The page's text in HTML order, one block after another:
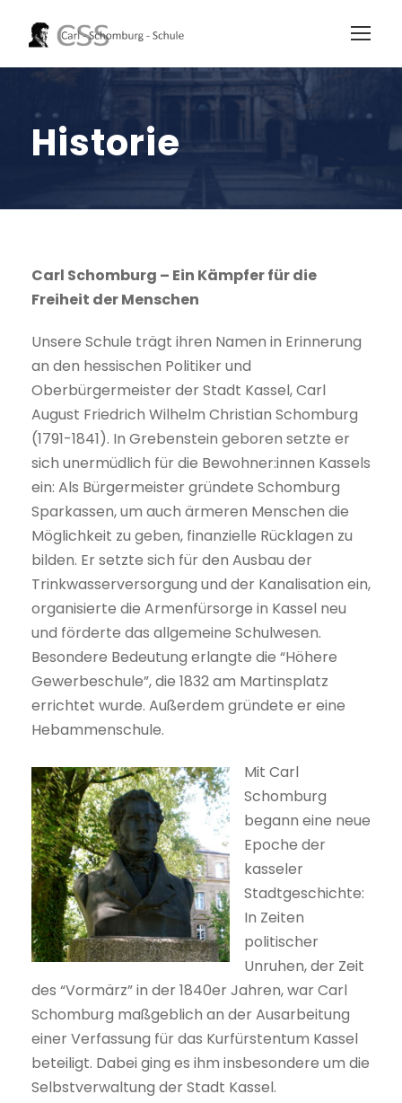
Historie
Carl Schomburg – Ein Kämpfer für die
Freiheit der Menschen
Unsere Schule trägt ihren Namen in Erinnerung
an den hessischen Politiker und
Oberbürgermeister der Stadt Kassel, Carl
August Friedrich Wilhelm Christian Schomburg
(1791-1841). In Grebenstein geboren setzte er
sich unermüdlich für die Bewohner:innen Kassels
ein: Als Bürgermeister gründete Schomburg
Sparkassen, um auch ärmeren Menschen die
Möglichkeit zu geben, finanzielle Rücklagen zu
bilden. Er setzte sich für den Ausbau der
Trinkwasserversorgung und der Kanalisation ein,
organisierte die Armenfürsorge in Kassel neu
und förderte das allgemeine Schulwesen.
Besondere Bedeutung erlangte die “Höhere
Gewerbeschule”, die 1832 am Martinsplatz
errichtet wurde. Außerdem gründete er eine
Hebammenschule.
Mit Carl
Schomburg
begann eine neue
Epoche der
kasseler
Stadtgeschichte:
In Zeiten
politischer
Unruhen, der Zeit
des “Vormärz” in der 1840er Jahren, war Carl
Schomburg maßgeblich an der Ausarbeitung
einer Verfassung für das Kurfürstentum Kassel
beteiligt. Dabei ging es ihm insbesondere um die
Selbstverwaltung der Stadt Kassel.